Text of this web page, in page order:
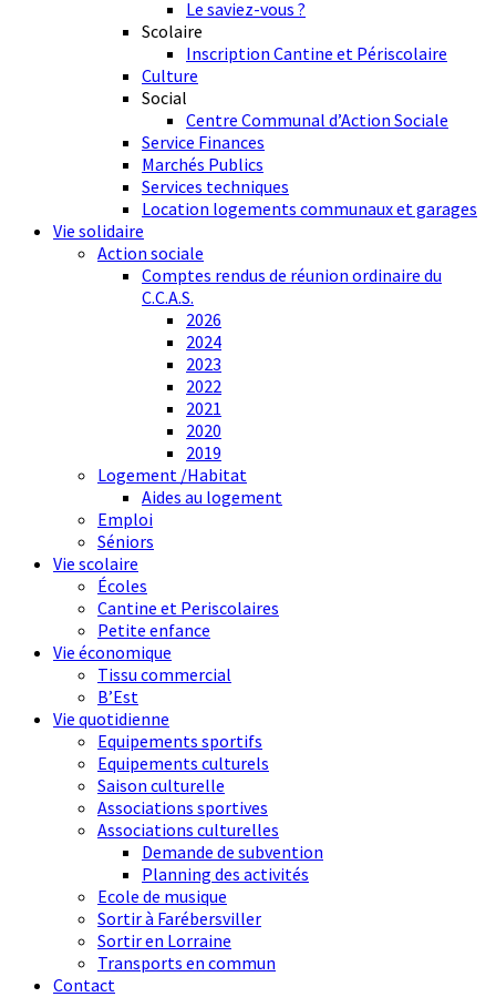
Le saviez-vous ?
Scolaire
Inscription Cantine et Périscolaire
Culture
Social
Centre Communal d’Action Sociale
Service Finances
Marchés Publics
Services techniques
Location logements communaux et garages
Vie solidaire
Action sociale
Comptes rendus de réunion ordinaire du
C.C.A.S.
2026
2024
2023
2022
2021
2020
2019
Logement /Habitat
Aides au logement
Emploi
Séniors
Vie scolaire
Écoles
Cantine et Periscolaires
Petite enfance
Vie économique
Tissu commercial
B’Est
Vie quotidienne
Equipements sportifs
Equipements culturels
Saison culturelle
Associations sportives
Associations culturelles
Demande de subvention
Planning des activités
Ecole de musique
Sortir à Farébersviller
Sortir en Lorraine
Transports en commun
Contact